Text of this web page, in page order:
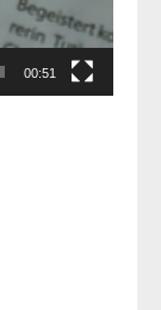
00:51